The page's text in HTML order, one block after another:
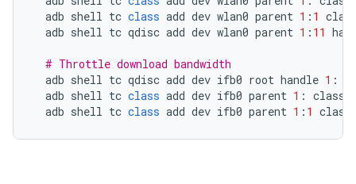
adb shell tc class add dev wlan0 parent 1 : 1
adb shell tc qdisc add dev wlan0 parent 1 : 11
# Throttle download bandwidth
adb shell tc qdisc add dev ifb0 root handle 1 :
adb shell tc class add dev ifb0 parent 1 :
adb shell tc class add dev ifb0 parent 1 : 1